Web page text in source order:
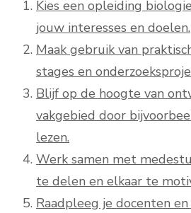
Kies een opleiding
jouw interesses en doelen.
Maak gebruik van
stages en
Blijf op de hoogte van
vakgebied door
lezen.
Werk samen met
te delen en elkaar te
Raadpleeg je docenten